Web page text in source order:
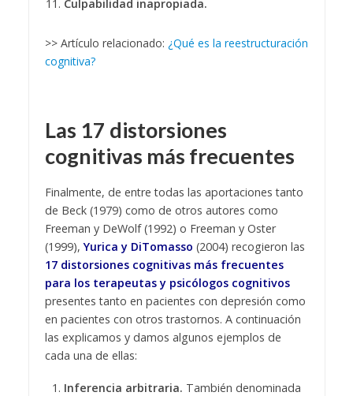
Culpabilidad inapropiada.
>> Artículo relacionado: ¿Qué es la reestructuración
cognitiva?
Las 17 distorsiones
cognitivas más frecuentes
Finalmente, de entre todas las aportaciones tanto
de Beck (1979) como de otros autores como
Freeman y DeWolf (1992) o Freeman y Oster
(1999),Yurica y DiTomasso (2004) recogieron las
17 distorsiones cognitivas más frecuentes
para los terapeutas y psicólogos cognitivos
presentes tanto en pacientes con depresión como
en pacientes con otros trastornos. A continuación
las explicamos y damos algunos ejemplos de
cada una de ellas:
Inferencia arbitraria. También denominada